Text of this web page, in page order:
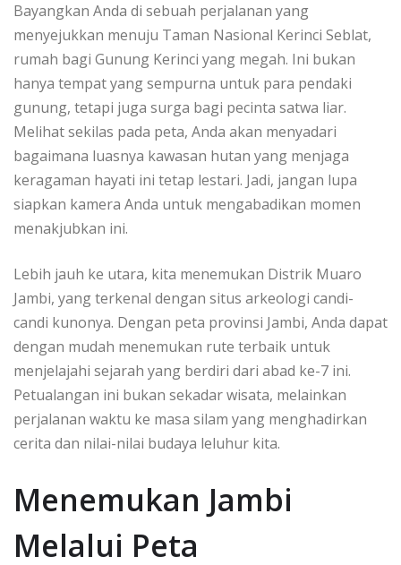
Bayangkan Anda di sebuah perjalanan yang
menyejukkan menuju Taman Nasional Kerinci Seblat,
rumah bagi Gunung Kerinci yang megah. Ini bukan
hanya tempat yang sempurna untuk para pendaki
gunung, tetapi juga surga bagi pecinta satwa liar.
Melihat sekilas pada peta, Anda akan menyadari
bagaimana luasnya kawasan hutan yang menjaga
keragaman hayati ini tetap lestari. Jadi, jangan lupa
siapkan kamera Anda untuk mengabadikan momen
menakjubkan ini.
Lebih jauh ke utara, kita menemukan Distrik Muaro
Jambi, yang terkenal dengan situs arkeologi candi-
candi kunonya. Dengan peta provinsi Jambi, Anda dapat
dengan mudah menemukan rute terbaik untuk
menjelajahi sejarah yang berdiri dari abad ke-7 ini.
Petualangan ini bukan sekadar wisata, melainkan
perjalanan waktu ke masa silam yang menghadirkan
cerita dan nilai-nilai budaya leluhur kita.
Menemukan Jambi
Melalui Peta